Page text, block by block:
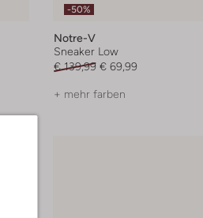
-50%
Notre-V
Sneaker Low
€ 139,99 € 69,99
+ mehr farben